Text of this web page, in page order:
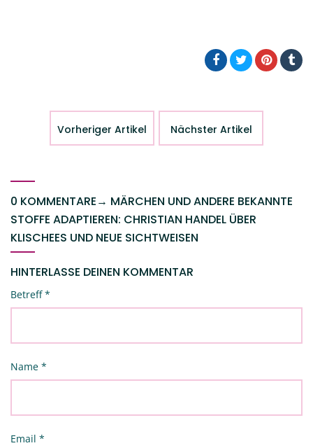
Vorheriger Artikel Nächster Artikel
0 KOMMENTARE→ MÄRCHEN UND ANDERE BEKANNTE
STOFFE ADAPTIEREN: CHRISTIAN HANDEL ÜBER
KLISCHEES UND NEUE SICHTWEISEN
HINTERLASSE DEINEN KOMMENTAR
Betreff*
Name *
Email *